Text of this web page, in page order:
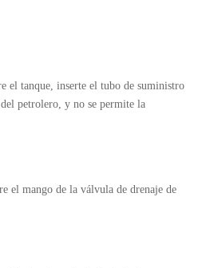
el tanque, inserte el tubo de suministro
petrolero, y no se permite la
el mango de la válvula de drenaje de